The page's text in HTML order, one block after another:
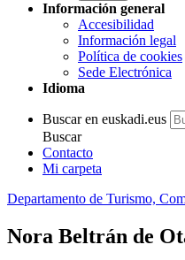
Información general
Accesibilidad
Información legal
Política de cookies
Sede Electrónica
Idioma
Buscar en euskadi.eus
Buscar
Contacto
Mi carpeta
Departamento de Turismo,
Nora Beltrán de